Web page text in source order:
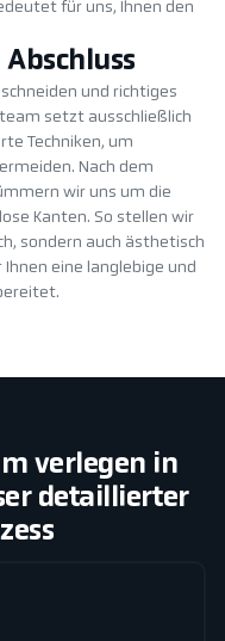
für uns, Ihnen den
und richtiges
setzt ausschließlich
Techniken, um
Nach dem
wir uns um die
Kanten. So stellen wir
sondern auch ästhetisch
eine langlebige und
verlegen in
detaillierter